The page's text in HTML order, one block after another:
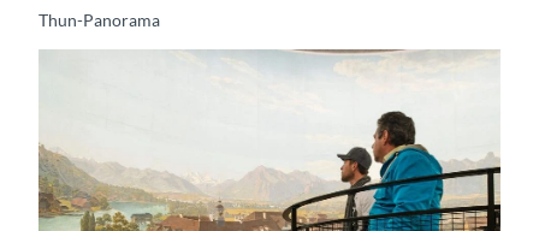
Thun-Panorama